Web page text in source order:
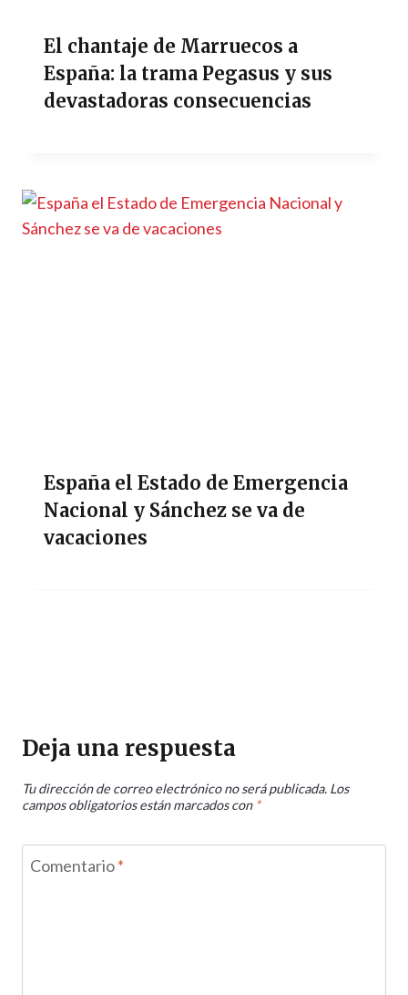
El chantaje de Marruecos a
España: la trama Pegasus y sus
devastadoras consecuencias
España el Estado de Emergencia
Nacional y Sánchez se va de
vacaciones
Deja una respuesta
Tu dirección de correo electrónico no será publicada. Los
campos obligatorios están marcados con *
Comentario*